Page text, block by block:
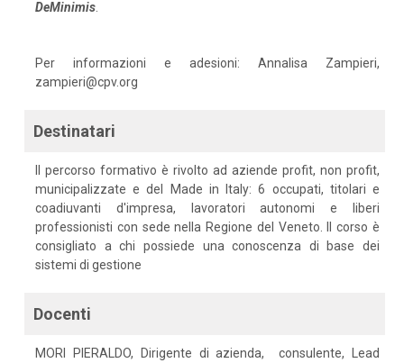
DeMinimis
Per informazioni e adesioni: Annalisa Zampieri,
zampieri@cpv.org
Destinatari
Il percorso formativo è rivolto ad aziende profit, non profit,
municipalizzate e del Made in Italy: 6 occupati, titolari e
coadiuvanti d'impresa, lavoratori autonomi e liberi
professionisti con sede nella Regione del Veneto. Il corso è
consigliato a chi possiede una conoscenza di base dei
sistemi di gestione
Docenti
MORI PIERALDO, Dirigente di azienda, consulente, Lead